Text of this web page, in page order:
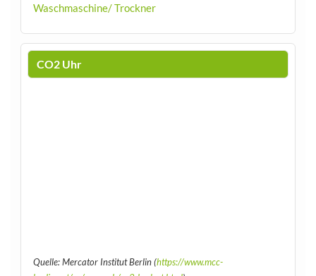
Waschmaschine/ Trockner
CO2 Uhr
Quelle: Mercator Institut Berlin (https://www.mcc-